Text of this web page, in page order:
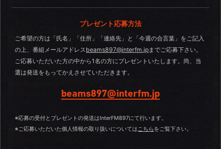
プレゼント応募方法
ご希望の方は「氏名」「住所」「連絡先」と「今週の合言葉」をご記入
の上、番組メールアドレス beams897@interfm.jpまでご応募下さい。
ご応募いただいた方の中から1名の方にプレゼントいたします。尚、当
選は発送をもってかえさせていただきます。
beams897@interfm.jp
※応募の受付とプレゼントの発送はInterFM897にて行います。
※ご応募いただいた個人情報の取り扱いについてはこちらをご覧下さい。